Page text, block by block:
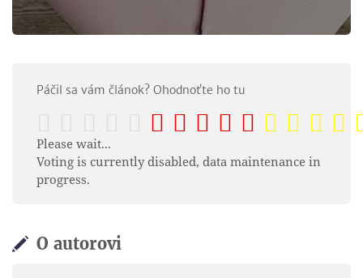
Páčil sa vám článok? Ohodnoťte ho tu
Please wait...
Voting is currently disabled, data maintenance in
progress.
O autorovi